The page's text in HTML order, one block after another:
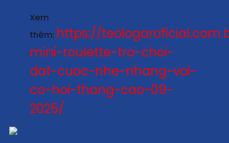
Xem
thêm: https://
mini-roulette-tro-choi-
dat-cuoc-nhe-nhang-voi-
co-hoi-thang-cao-09-
2025/